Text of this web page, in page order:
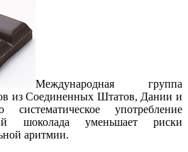
Международная группа
из Соединенных Штатов, Дании и
употребление
шоколада уменьшает риски
аритмии.